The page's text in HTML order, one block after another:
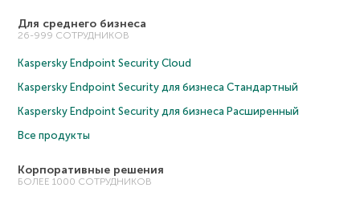
Для среднего бизнеса
26-999 СОТРУДНИКОВ
Kaspersky Endpoint Security Cloud
Kaspersky Endpoint Security для бизнеса Cтандартный
Kaspersky Endpoint Security для бизнеса Расширенный
Все продукты
Корпоративные решения
БОЛЕЕ 1000 СОТРУДНИКОВ